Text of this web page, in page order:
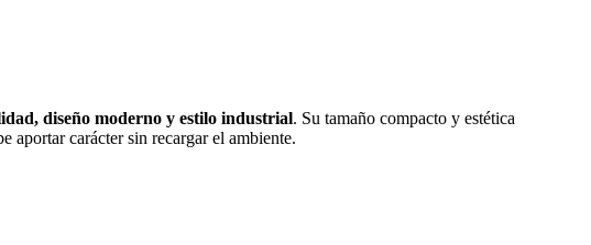
diseño moderno y estilo industrial. Su tamaño compacto y estética
aportar carácter sin recargar el ambiente.